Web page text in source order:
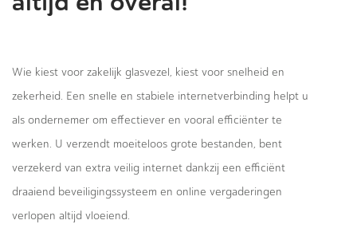
Wie kiest voor zakelijk glasvezel, kiest voor snelheid en
zekerheid. Een snelle en stabiele internetverbinding helpt u
als ondernemer om effectiever en vooral efficiënter te
werken. U verzendt moeiteloos grote bestanden, bent
verzekerd van extra veilig internet dankzij een efficiënt
draaiend beveiligingssysteem en online vergaderingen
verlopen altijd vloeiend.